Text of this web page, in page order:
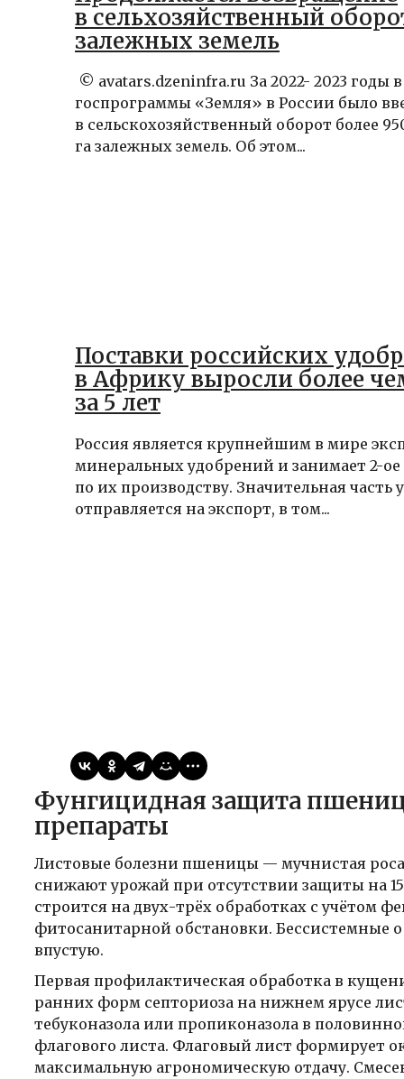
в сельхозяйственный
залежных земель
© avatars.dzeninfra.ru За 2022- 2023 годы
госпрограммы «Земля» в России было
в сельскохозяйственный оборот более
га залежных земель. Об этом...
Поставки российских
в Африку выросли более
за 5 лет
Россия является крупнейшим в мире
минеральных удобрений и занимает 2-
по их производству. Значительная часть
отправляется на экспорт, в том...
Фунгицидная защита пшеницы: ключевые обработки и
препараты
Листовые болезни пшеницы — мучнистая
снижают урожай при отсутствии защиты на
строится на двух-трёх обработках с учётом
фитосанитарной обстановки. Бессистемные
впустую.
Первая профилактическая обработка в
ранних форм септориоза на нижнем ярусе
тебуконазола или пропиконазола в
флагового листа. Флаговый лист формирует
максимальную агрономическую отдачу.